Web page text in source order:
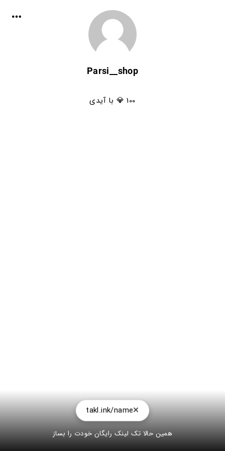
Parsi__shop
100 💎 با آیدی
takl.ink/name
همین حالا تک لینک رایگان خودت را بساز